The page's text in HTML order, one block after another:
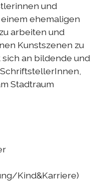
deutsch | français
und
ehemaligen
arbeiten und
Kunstszenen zu
an bildende und
Stadtraum
Kind&Karriere)